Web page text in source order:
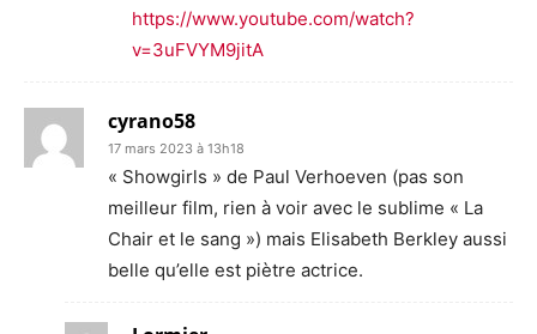
https://www.youtube.com/watch?
v=3uFVYM9jitA
cyrano58
17 mars 2023 à 13h18
« Showgirls » de Paul Verhoeven (pas son
meilleur film, rien à voir avec le sublime « La
Chair et le sang ») mais Elisabeth Berkley aussi
belle qu’elle est piètre actrice.